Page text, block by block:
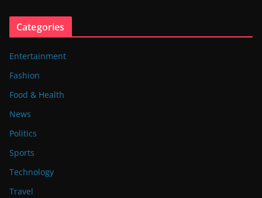
Categories
Entertainment
Fashion
Food & Health
News
Politics
Sports
Technology
Travel